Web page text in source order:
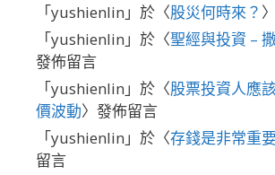
「yushienlin 」於〈股災何時來？
「yushienlin 」於〈聖經與投資 –
發佈留言
「yushienlin 」於〈股票投資人應
價波動〉發佈留言
「yushienlin 」於〈存錢是非常重
留言